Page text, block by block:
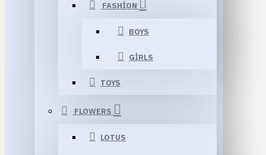
FASHION
BOYS
GIRLS
TOYS
FLOWERS
LOTUS